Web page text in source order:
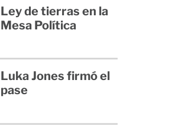
Ley de tierras en la
Mesa Política
Luka Jones firmó el
pase